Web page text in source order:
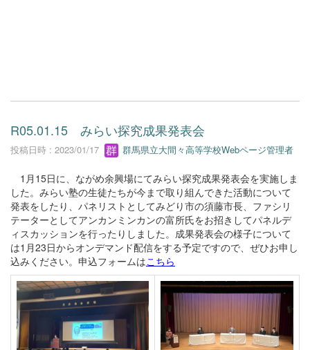
R05.01.15 みらい探究成果発表会
投稿日時 : 2023/01/17 群馬県立大間々高等学校Webページ管理者
1月15日に、ながめ余興場にてみらい探究成果発表会を実施しま
した。みらい塾の生徒たちが今まで取り組んできた活動について
発表をしたり、パネリストとしてみどり市の須藤市長、ファシリ
テーターとしてアンカンミンカンの富所氏をお招きしてパネルデ
ィスカッションを行ったりしました。成果発表会の様子について
は1月23日からオンデマンド配信をする予定ですので、ぜひお申し
込みください。申込フォームはこちら